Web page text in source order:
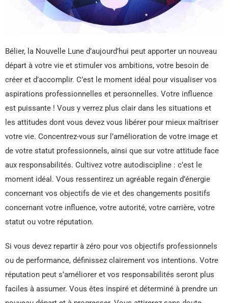
Bélier, la Nouvelle Lune d’aujourd’hui peut apporter un nouveau
départ à votre vie et stimuler vos ambitions, votre besoin de
créer et d’accomplir. C’est le moment idéal pour visualiser vos
aspirations professionnelles et personnelles. Votre influence
est puissante ! Vous y verrez plus clair dans les situations et
les attitudes dont vous devez vous libérer pour mieux maîtriser
votre vie. Concentrez-vous sur l’amélioration de votre image et
de votre statut professionnels, ainsi que sur votre attitude face
aux responsabilités. Cultivez votre autodiscipline : c’est le
moment idéal. Vous ressentirez un agréable regain d’énergie
concernant vos objectifs de vie et des changements positifs
concernant votre influence, votre autorité, votre carrière, votre
statut ou votre réputation.
Si vous devez repartir à zéro pour vos objectifs professionnels
ou de performance, définissez clairement vos intentions. Votre
réputation peut s’améliorer et vos responsabilités seront plus
faciles à assumer. Vous êtes inspiré et déterminé à prendre un